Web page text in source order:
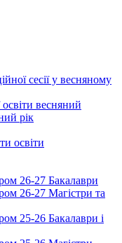
сесії у весняному
освіти весняний
рік
освіти
26-27 Бакалаври
26-27 Магістри та
25-26 Бакалаври і